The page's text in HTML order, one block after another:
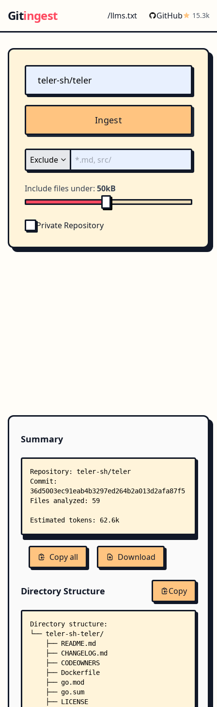
Gitingest /llms.txt GitHub 15.3k
Ingest
Include files under: 50kB
Private Repository
Summary
Copy all Download
Directory Structure Copy
Directory structure:
└── teler-sh-teler/
    ├── README.md
    ├── CHANGELOG.md
    ├── CODEOWNERS
    ├── Dockerfile
    ├── go.mod
    ├── go.sum
    ├── LICENSE